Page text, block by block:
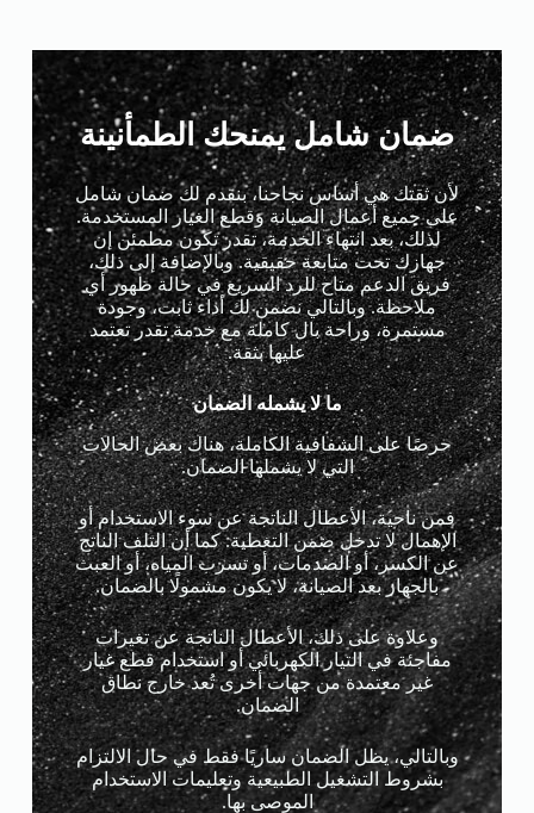
ضمان شامل يمنحك الطمأنينة
لأن ثقتك هي أساس نجاحنا، بنقدم لك ضمان شامل
على جميع أعمال الصيانة وقطع الغيار المستخدمة.
لذلك، بعد انتهاء الخدمة، تقدر تكون مطمئن إن
جهازك تحت متابعة حقيقية. وبالإضافة إلى ذلك،
فريق الدعم متاح للرد السريع في حالة ظهور أي
ملاحظة. وبالتالي نضمن لك أداء ثابت، وجودة
مستمرة، وراحة بال كاملة مع خدمة تقدر تعتمد
عليها بثقة.
ما لا يشمله الضمان
حرصًا على الشفافية الكاملة، هناك بعض الحالات
التي لا يشملها الضمان.
فمن ناحية، الأعطال الناتجة عن سوء الاستخدام أو
الإهمال لا تدخل ضمن التغطية. كما أن التلف الناتج
عن الكسر، أو الصدمات، أو تسرب المياه، أو العبث
بالجهاز بعد الصيانة، لا يكون مشمولًا بالضمان.
وعلاوة على ذلك، الأعطال الناتجة عن تغيرات
مفاجئة في التيار الكهربائي أو استخدام قطع غيار
غير معتمدة من جهات أخرى تُعد خارج نطاق
الضمان.
وبالتالي، يظل الضمان ساريًا فقط في حال الالتزام
بشروط التشغيل الطبيعية وتعليمات الاستخدام
الموصى بها.